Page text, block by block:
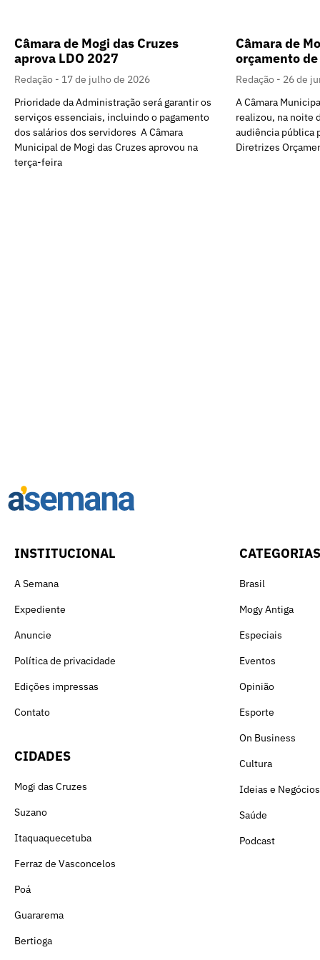
Câmara de Mogi das Cruzes
aprova LDO 2027
Redação
17 de julho de 2026
Prioridade da Administração será garantir os
serviços essenciais, incluindo o pagamento
dos salários dos servidores A Câmara
Municipal de Mogi das Cruzes aprovou na
terça-feira
Câmara de
orçamento
Redação
26 de
A Câmara
realizou, na noite
audiência pública
Diretrizes
INSTITUCIONAL
A Semana
Expediente
Anuncie
Política de privacidade
Edições impressas
Contato
CIDADES
Mogi das Cruzes
Suzano
Itaquaquecetuba
Ferraz de Vasconcelos
Poá
Guararema
Bertioga
CATEGORIAS
Brasil
Mogy Antiga
Especiais
Eventos
Opinião
Esporte
On Business
Cultura
Ideias e Negócios
Saúde
Podcast